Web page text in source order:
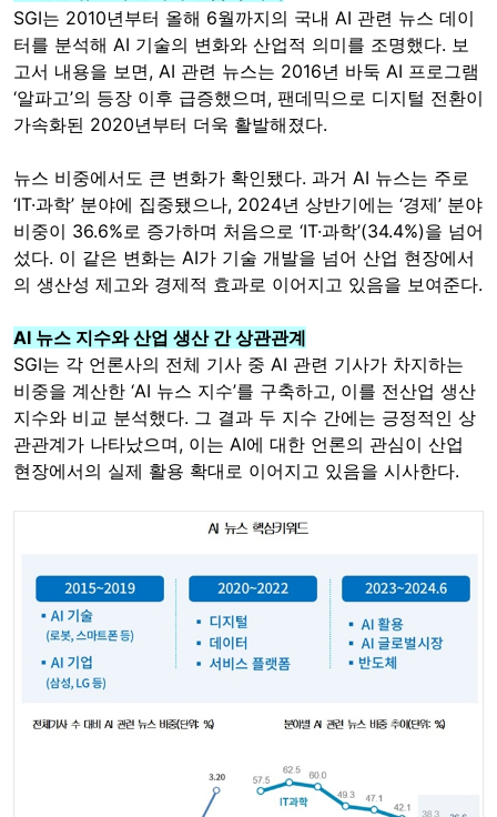
SGI는 2010년부터 올해 6월까지의 국내 AI 관련 뉴스 데이
터를 분석해 AI 기술의 변화와 산업적 의미를 조명했다. 보
고서 내용을 보면, AI 관련 뉴스는 2016년 바둑 AI 프로그램
‘알파고’의 등장 이후 급증했으며, 팬데믹으로 디지털 전환이
가속화된 2020년부터 더욱 활발해졌다.
뉴스 비중에서도 큰 변화가 확인됐다. 과거 AI 뉴스는 주로
‘IT·과학’ 분야에 집중됐으나, 2024년 상반기에는 ‘경제’ 분야
비중이 36.6%로 증가하며 처음으로 ‘IT·과학’(34.4%)을 넘어
섰다. 이 같은 변화는 AI가 기술 개발을 넘어 산업 현장에서
의 생산성 제고와 경제적 효과로 이어지고 있음을 보여준다.
AI 뉴스 지수와 산업 생산 간 상관관계
SGI는 각 언론사의 전체 기사 중 AI 관련 기사가 차지하는
비중을 계산한 ‘AI 뉴스 지수’를 구축하고, 이를 전산업 생산
지수와 비교 분석했다. 그 결과 두 지수 간에는 긍정적인 상
관관계가 나타났으며, 이는 AI에 대한 언론의 관심이 산업
현장에서의 실제 활용 확대로 이어지고 있음을 시사한다.